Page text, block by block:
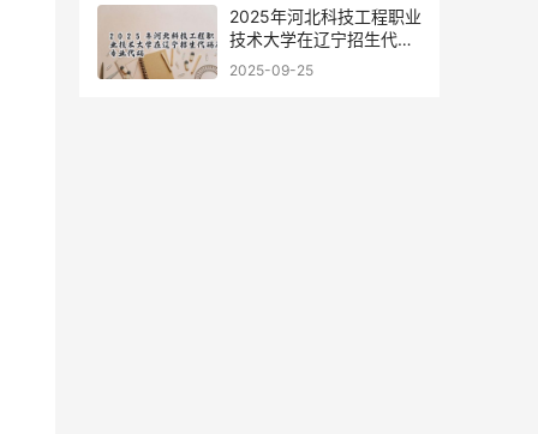
2025年河北科技工程职业
技术大学在辽宁招生代码
及专业代码
2025-09-25